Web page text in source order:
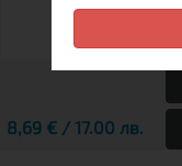
8,69 € / 17.00 лв.